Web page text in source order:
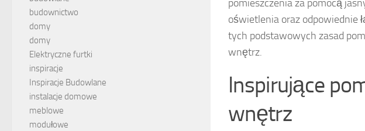
pomieszczenia za pomocą
oświetlenia oraz odpowiednie
tych podstawowych zasad
wnętrz.
Inspirujące
wnętrz
budownictwo
domy
domy
Elektryczne furtki
inspiracje
Inspiracje Budowlane
instalacje domowe
meblowe
modułowe